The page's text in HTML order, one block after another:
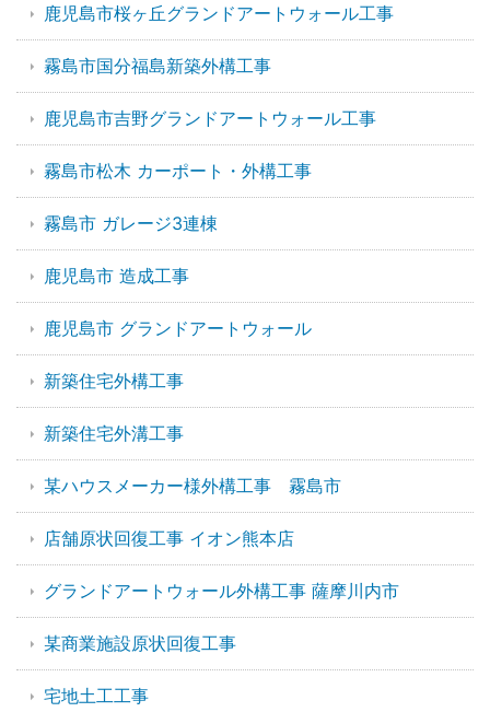
鹿児島市桜ヶ丘グランドアートウォール工事
霧島市国分福島新築外構工事
鹿児島市吉野グランドアートウォール工事
霧島市松木 カーポート・外構工事
霧島市 ガレージ3連棟
鹿児島市 造成工事
鹿児島市 グランドアートウォール
新築住宅外構工事
新築住宅外溝工事
某ハウスメーカー様外構工事 霧島市
店舗原状回復工事 イオン熊本店
グランドアートウォール外構工事 薩摩川内市
某商業施設原状回復工事
宅地土工工事